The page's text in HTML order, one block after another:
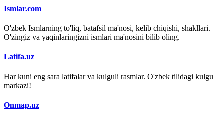
Ismlar.com
O'zbek Ismlarning to'liq, batafsil ma'nosi, kelib chiqishi, shakllari.
O'zingiz va yaqinlaringizni ismlari ma'nosini bilib oling.
Latifa.uz
Har kuni eng sara latifalar va kulguli rasmlar. O'zbek tilidagi kulgu
markazi!
Onmap.uz